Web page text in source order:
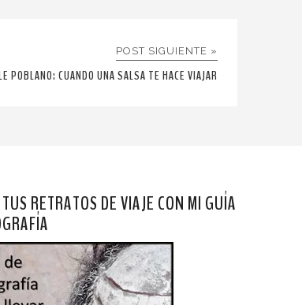
POST SIGUIENTE »
POBLANO: CUANDO UNA SALSA TE HACE VIAJAR
RETRATOS DE VIAJE CON MI GUÍA